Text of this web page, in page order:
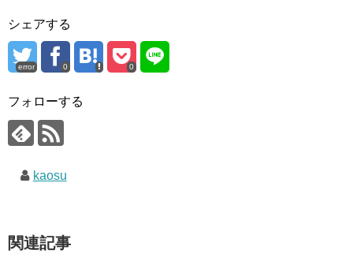
シェアする
error 0 0
フォローする
kaosu
関連記事